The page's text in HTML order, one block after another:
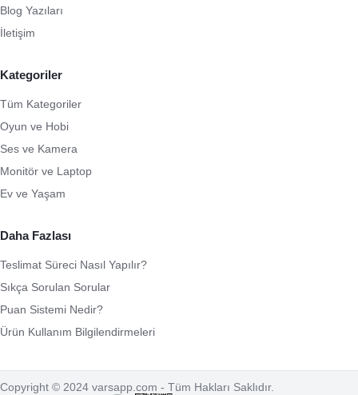
Blog Yazıları
İletişim
Kategoriler
Tüm Kategoriler
Oyun ve Hobi
Ses ve Kamera
Monitör ve Laptop
Ev ve Yaşam
Daha Fazlası
Teslimat Süreci Nasıl Yapılır?
Sıkça Sorulan Sorular
Puan Sistemi Nedir?
Ürün Kullanım Bilgilendirmeleri
Copyright © 2024 varsapp.com - Tüm Hakları Saklıdır.